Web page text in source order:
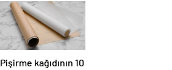
Pişirme kağıdının 10